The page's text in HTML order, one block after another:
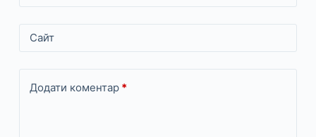
Сайт
Додати коментар*